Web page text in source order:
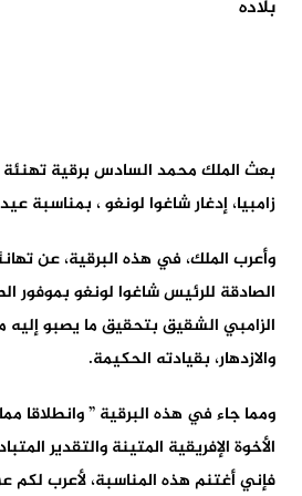
بعث الملك محمد السادس برقية
زامبيا، إدغار شاغوا لونغو ، بمناسبة
وأعرب الملك، في هذه البرقية، عن
الصادقة للرئيس شاغوا لونغو بموفور
الزامبي الشقيق بتحقيق ما يصبو إليه
والازدهار، بقيادته الحكيمة.
ومما جاء في هذه البرقية ” وانطلاقا
الأخوة الإفريقية المتينة والتقدير
فإني أغتنم هذه المناسبة، لأعرب لكم